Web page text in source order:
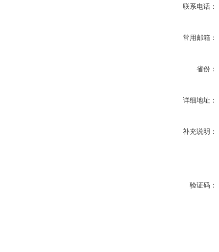
联系电话：
常用邮箱：
省份：
详细地址：
补充说明：
验证码：